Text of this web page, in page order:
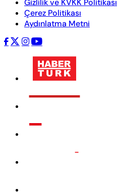
Çerez Politikası
Aydınlatma Metni